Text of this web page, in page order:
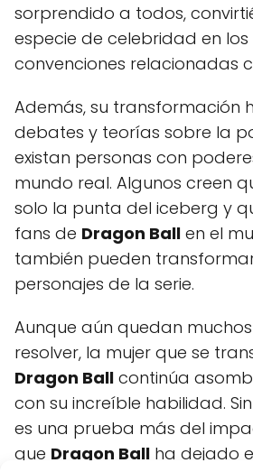
sorprendido a todos,
especie de celebridad en los
convenciones relacionadas
Además, su transformación
debates y teorías sobre la
existan personas con
mundo real. Algunos creen
solo la punta del iceberg y
fans de Dragon Ball en el
también pueden
personajes de la serie.
Aunque aún quedan
resolver, la mujer que se
Dragon Ball continúa
con su increíble habilidad.
es una prueba más del
que Dragon Ball ha dejado